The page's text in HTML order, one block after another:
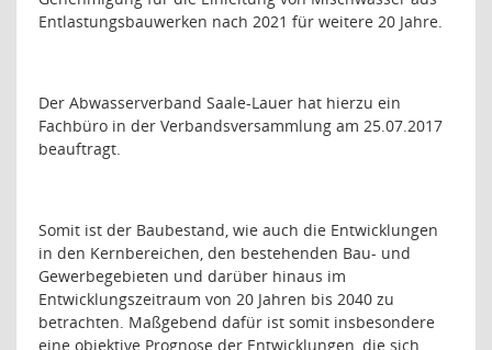
Entlastungsbauwerken nach 2021 für weitere 20 Jahre.
Der Abwasserverband Saale-Lauer hat hierzu ein
Fachbüro in der Verbandsversammlung am 25.07.2017
beauftragt.
Somit ist der Baubestand, wie auch die Entwicklungen
in den Kernbereichen, den bestehenden Bau- und
Gewerbegebieten und darüber hinaus im
Entwicklungszeitraum von 20 Jahren bis 2040 zu
betrachten. Maßgebend dafür ist somit insbesondere
eine objektive Prognose der Entwicklungen, die sich